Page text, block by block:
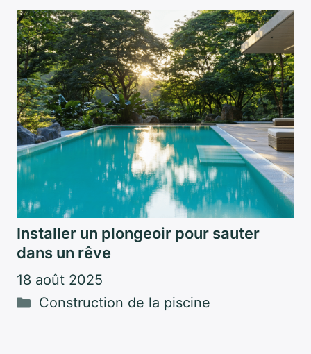
Installer un plongeoir pour sauter
dans un rêve
18 août 2025
Catégories
Construction de la piscine